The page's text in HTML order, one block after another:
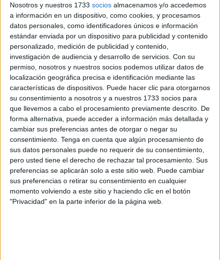
Nosotros y nuestros 1733 socios almacenamos y/o accedemos
a información en un dispositivo, como cookies, y procesamos
datos personales, como identificadores únicos e información
estándar enviada por un dispositivo para publicidad y contenido
personalizado, medición de publicidad y contenido,
investigación de audiencia y desarrollo de servicios. Con su
permiso, nosotros y nuestros socios podemos utilizar datos de
localización geográfica precisa e identificación mediante las
características de dispositivos. Puede hacer clic para otorgarnos
su consentimiento a nosotros y a nuestros 1733 socios para
que llevemos a cabo el procesamiento previamente descrito. De
forma alternativa, puede acceder a información más detallada y
cambiar sus preferencias antes de otorgar o negar su
consentimiento. Tenga en cuenta que algún procesamiento de
sus datos personales puede no requerir de su consentimiento,
pero usted tiene el derecho de rechazar tal procesamiento. Sus
preferencias se aplicarán solo a este sitio web. Puede cambiar
sus preferencias o retirar su consentimiento en cualquier
momento volviendo a este sitio y haciendo clic en el botón
"Privacidad" en la parte inferior de la página web.
A día de hoy es un parque que no respeta a los animales,
digo esto porque no hace mucho se dedicaron a comprar
pájaros y los encerraron en jaulas, lo que ha aumentado el
número de animales en cautiverio.
Mal ejemplo el que se les da a los niñas y niños que
visitan las instalaciones de San Amaro enseñándoles que
está bien tener animales en cautiverio, cuando había que
fomentarles ya desde pequeñitos el respeto por el mundo
animal. No es ético tener animales presos.
La falta de personal de mantenimiento que hay ahora
mismo conlleva que el parque no esté en las mejores
condiciones si hubiese un incendio. También la falta de
personal para vigilar hace que la zona donde están los
ciervos, aves, cabra, etc., esté si vigilar, lo que puede
conllevar serios problemas para los animales. No nos